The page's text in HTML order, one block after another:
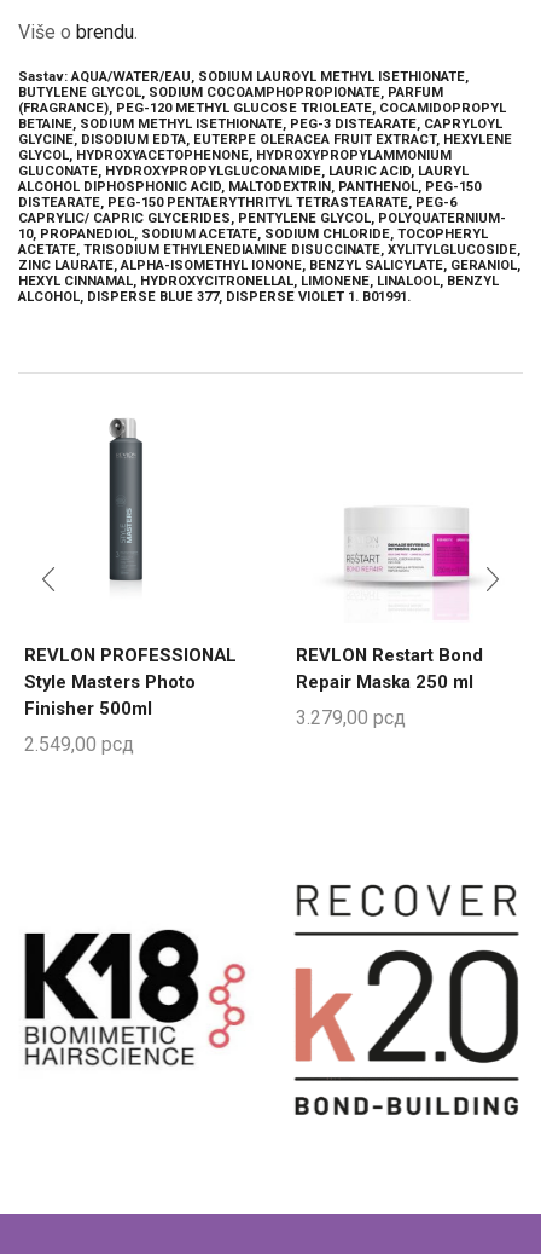
Više o brendu.
Sastav: AQUA/WATER/EAU, SODIUM LAUROYL METHYL ISETHIONATE,
BUTYLENE GLYCOL, SODIUM COCOAMPHOPROPIONATE, PARFUM
(FRAGRANCE), PEG-120 METHYL GLUCOSE TRIOLEATE, COCAMIDOPROPYL
BETAINE, SODIUM METHYL ISETHIONATE, PEG-3 DISTEARATE, CAPRYLOYL
GLYCINE, DISODIUM EDTA, EUTERPE OLERACEA FRUIT EXTRACT, HEXYLENE
GLYCOL, HYDROXYACETOPHENONE, HYDROXYPROPYLAMMONIUM
GLUCONATE, HYDROXYPROPYLGLUCONAMIDE, LAURIC ACID, LAURYL
ALCOHOL DIPHOSPHONIC ACID, MALTODEXTRIN, PANTHENOL, PEG-150
DISTEARATE, PEG-150 PENTAERYTHRITYL TETRASTEARATE, PEG-6
CAPRYLIC/ CAPRIC GLYCERIDES, PENTYLENE GLYCOL, POLYQUATERNIUM-
10, PROPANEDIOL, SODIUM ACETATE, SODIUM CHLORIDE, TOCOPHERYL
ACETATE, TRISODIUM ETHYLENEDIAMINE DISUCCINATE, XYLITYLGLUCOSIDE,
ZINC LAURATE, ALPHA-ISOMETHYL IONONE, BENZYL SALICYLATE, GERANIOL,
HEXYL CINNAMAL, HYDROXYCITRONELLAL, LIMONENE, LINALOOL, BENZYL
ALCOHOL, DISPERSE BLUE 377, DISPERSE VIOLET 1. B01991.
REVLON PROFESSIONAL
Style Masters Photo
Finisher 500ml
2.549,00 рсд
REVLON Restart Bond
Repair Maska 250 ml
3.279,00 рсд